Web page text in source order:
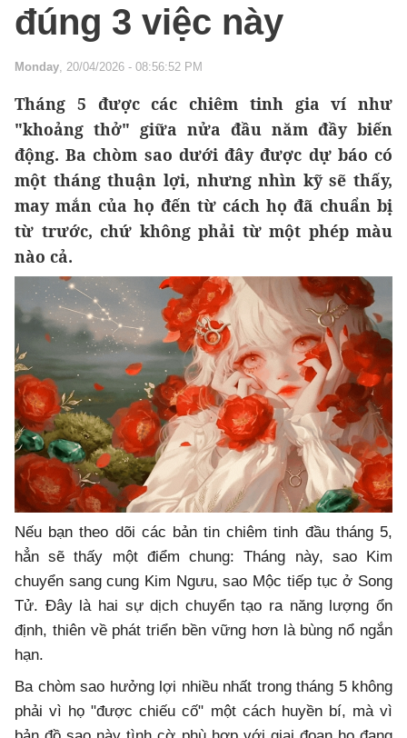
đúng 3 việc này
Monday, 20/04/2026 - 08:56:52 PM
Tháng 5 được các chiêm tinh gia ví như
"khoảng thở" giữa nửa đầu năm đầy biến
động. Ba chòm sao dưới đây được dự báo có
một tháng thuận lợi, nhưng nhìn kỹ sẽ thấy,
may mắn của họ đến từ cách họ đã chuẩn bị
từ trước, chứ không phải từ một phép màu
nào cả.
Nếu bạn theo dõi các bản tin chiêm tinh đầu tháng 5,
hẳn sẽ thấy một điểm chung: Tháng này, sao Kim
chuyển sang cung Kim Ngưu, sao Mộc tiếp tục ở Song
Tử. Đây là hai sự dịch chuyển tạo ra năng lượng ổn
định, thiên về phát triển bền vững hơn là bùng nổ ngắn
hạn.
Ba chòm sao hưởng lợi nhiều nhất trong tháng 5 không
phải vì họ "được chiếu cố" một cách huyền bí, mà vì